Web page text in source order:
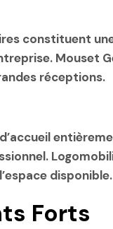
constituent
Mouset
réceptions.
disponible.
Forts